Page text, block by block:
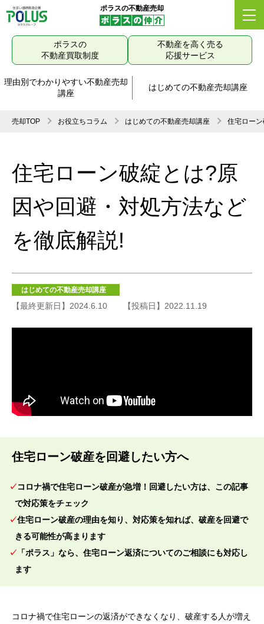
ポラスの不動産売却
ポラスの
不動産買取制度
不動産を高く売る
応援サービス
理由別でわかりやすい不動産売却
講座
はじめての不動産売却講座
売却TOP お役立ちコラム はじめての不動産売却講座 住宅ロー
住宅ローン破綻とは?原
因や回避・対処方法など
を徹底解説!
はじめての不動産売却講座
【最終更新日】2024.6.10 【投稿日】2022.11.19
住宅ローン破産を回避したい方へ
コロナ禍で住宅ローン破産が急増！回避したい方は、この記事
で対応策をチェック
住宅ローン破産の理由を知り、対応策を知れば、破産を回避で
きる可能性が高まります
「ポラス」なら、住宅ローン返済についてのご相談にも対応し
ます
コロナ禍で住宅ローンの返済ができなくなり、破産する人が増え